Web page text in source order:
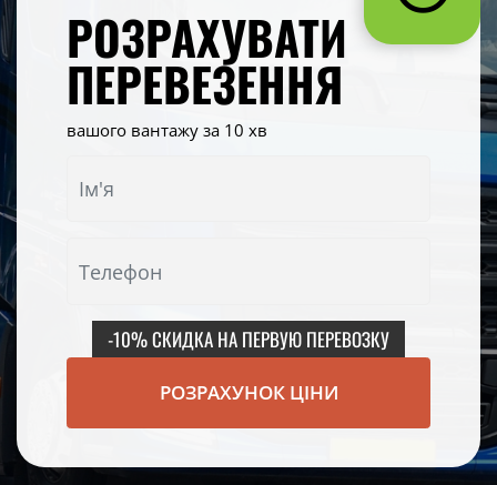
РОЗРАХУВАТИ
ПЕРЕВЕЗЕННЯ
вашого вантажу за 10 хв
-10% СКИДКА НА ПЕРВУЮ ПЕРЕВОЗКУ
РОЗРАХУНОК ЦІНИ